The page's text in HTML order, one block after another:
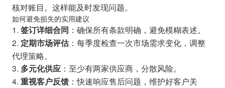
核对账目。这样能及时发现问题。
如何避免损失的实用建议
1. 签订详细合同 ：确保所有条款明确，避免模糊表述。
2. 定期市场评估：每季度检查一次市场需求变化，调整
代理策略。
3. 多元化供应：至少有两家供应商，分散风险。
4. 重视客户反馈：快速响应售后问题，维护好客户关